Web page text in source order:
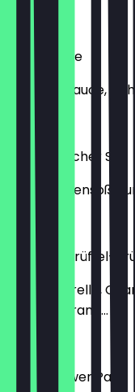
Curry Lanke
mit Currysauce,
Salami-Bacher Str.
mit Tomatensoße
12,90 €
Platz der Trüffel-
mit Mozzarella,
(Büffel), Grana...
Am Pestower Park